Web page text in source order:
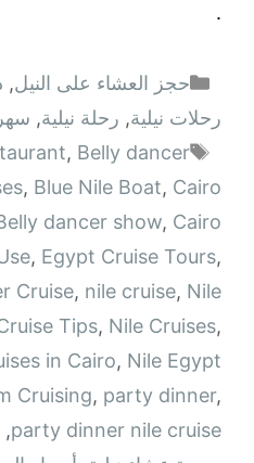
.
التصنيفات
حجز العشاء على النيل,
رحلات نيلية, رحلة نيلية,
الوسوم
, Belly dancer
, Blue Nile Boat, Cairo
dancer show, Cairo
, Egypt Cruise Tours,
Cruise, nile cruise, Nile
Tips, Nile Cruises,
in Cairo, Nile Egypt
Cruising, party dinner,
party dinner nile cruise
,